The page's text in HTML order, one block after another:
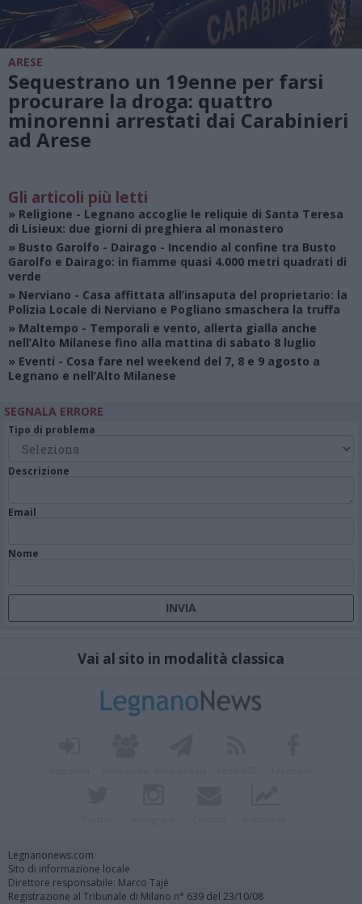
ARESE
Sequestrano un 19enne per farsi
procurare la droga: quattro
minorenni arrestati dai Carabinieri
ad Arese
Gli articoli più letti
» Religione - Legnano accoglie le reliquie di Santa Teresa
di Lisieux: due giorni di preghiera al monastero
» Busto Garolfo - Dairago - Incendio al confine tra Busto
Garolfo e Dairago: in fiamme quasi 4.000 metri quadrati di
verde
» Nerviano - Casa affittata all’insaputa del proprietario: la
Polizia Locale di Nerviano e Pogliano smaschera la truffa
» Maltempo - Temporali e vento, allerta gialla anche
nell’Alto Milanese fino alla mattina di sabato 8 luglio
» Eventi - Cosa fare nel weekend del 7, 8 e 9 agosto a
Legnano e nell’Alto Milanese
SEGNALA ERRORE
Tipo di problema
Descrizione
Email
Nome
Vai al sito in modalità classica
Legnanonews.com
Sito di informazione locale
Direttore responsabile: Marco Tajè
Registrazione al Tribunale di Milano n° 639 del 23/10/08